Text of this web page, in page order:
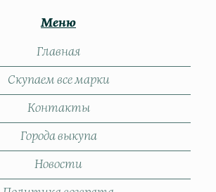
Меню
Главная
Скупаем все марки
Контакты
Города выкупа
Новости